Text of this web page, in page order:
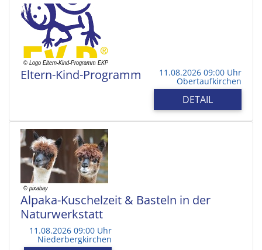
Eltern-Kind-Programm 11.08.2026 09:00 Uhr
Obertaufkirchen
DETAIL
Alpaka-Kuschelzeit & Basteln in der
Naturwerkstatt
11.08.2026 09:00 Uhr
Niederbergkirchen